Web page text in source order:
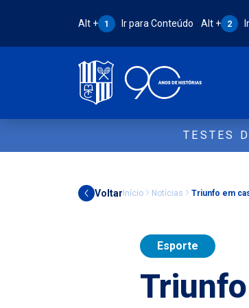
Atalho Alt + 1:
Alt + 1 Ir para Conteúdo Atalho Alt
Alt + 2
TESTES
Voltar Início Notícias Triunfo em
Esporte